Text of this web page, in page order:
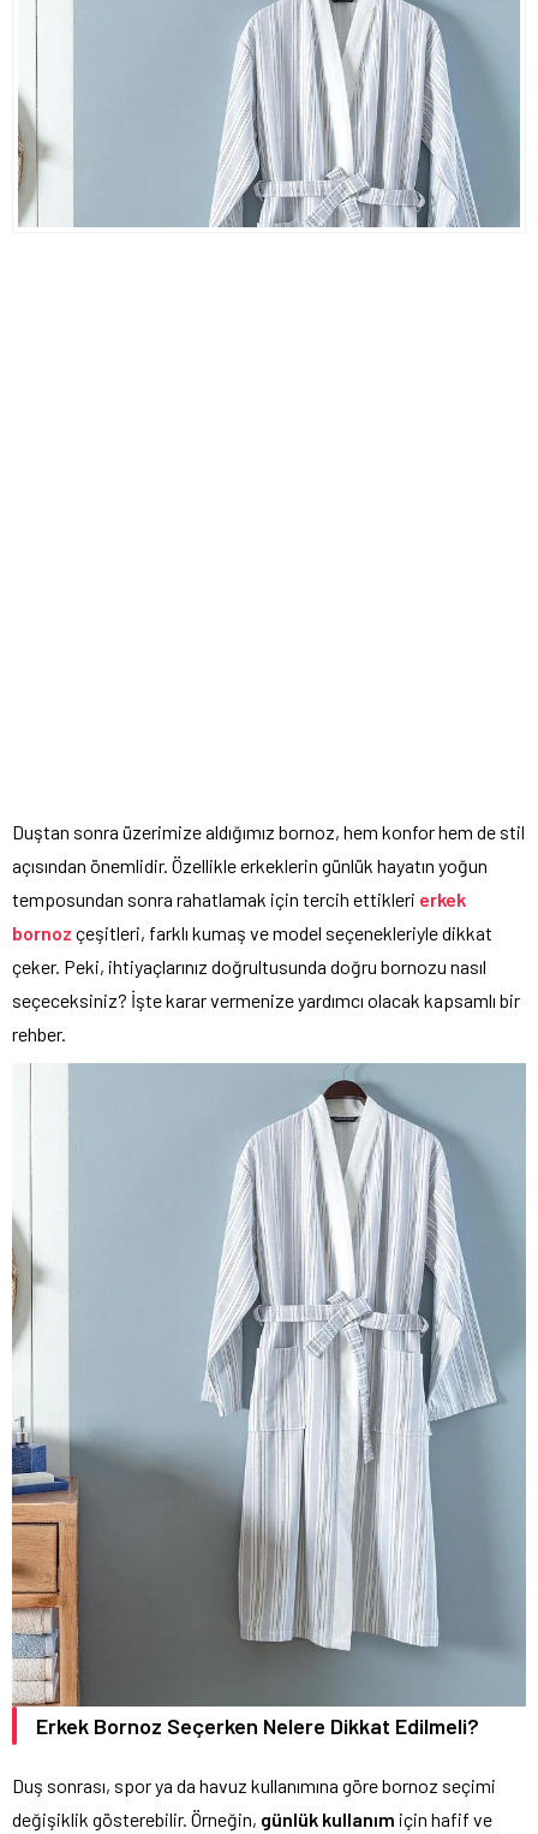
Duştan sonra üzerimize aldığımız bornoz, hem konfor hem de stil
açısından önemlidir. Özellikle erkeklerin günlük hayatın yoğun
temposundan sonra rahatlamak için tercih ettikleri erkek
bornoz çeşitleri, farklı kumaş ve model seçenekleriyle dikkat
çeker. Peki, ihtiyaçlarınız doğrultusunda doğru bornozu nasıl
seçeceksiniz? İşte karar vermenize yardımcı olacak kapsamlı bir
rehber.
Erkek Bornoz Seçerken Nelere Dikkat Edilmeli?
Duş sonrası, spor ya da havuz kullanımına göre bornoz seçimi
değişiklik gösterebilir. Örneğin, günlük kullanım için hafif ve